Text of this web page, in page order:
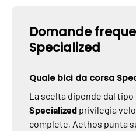
Domande
Specialized
Quale bici da corsa
La scelta dipende dal tipo
Specialized privilegia
complete, Aethos punta